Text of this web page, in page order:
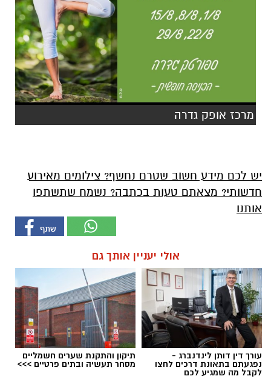
מרכז אופק גדרה
יש לכם מידע חשוב שטרם נחשף? צילומים מאירוע
חדשותי? מצאתם טעות בכתבה? נשמח שתשתפו
אותנו
אולי יעניין אותך גם
עורך דין דותן לינדנברג -
נפגעתם בתאונת דרכים לחצו
לקבל מה שמגיע לכם
תיקון והתקנת שערים חשמליים
מסחר תעשיה ובתים פרטיים >>>